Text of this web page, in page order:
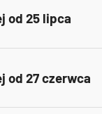
od 25 lipca
od 27 czerwca